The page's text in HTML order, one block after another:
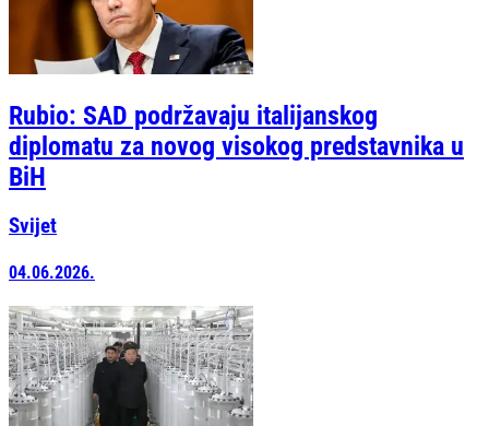
Rubio: SAD podržavaju italijanskog
diplomatu za novog visokog predstavnika u
BiH
Svijet
04.06.2026.